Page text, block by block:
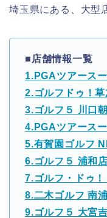
埼玉県にある、大型
■店舗情報一覧
1.PGAツアース
2.ゴルフドゥ！草
3.ゴルフ５ 川口
4.PGAツアース
5.有賀園ゴルフ
6.ゴルフ５ 浦和店
7.ゴルフ・ドゥ
8.二木ゴルフ 南
9.ゴルフ５ 大宮